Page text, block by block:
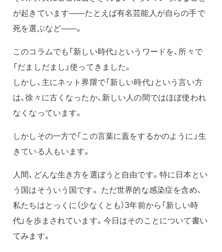
が起きています――たとえば有名芸能人が自らの手で
死を選ぶなど――。
このコラムでも「新しい時代」というワードを、所々で
「だましだまし」使ってきました。
しかし、主にネット界隈で「新しい時代」という言い方
は、徐々に古くなったか、新しい人の間ではほぼ使われ
なくなっています。
しかしその一方で「この言葉に蓋をするかのように」生
きている人もいます。
人間、どんな生き方を選ぼうと自由です。特に日本とい
う国はそういう国です。 ただ世界的な感染症を含め、
私たちはとっくに（少なくとも）3年前から「新しい時
代」を歩まされています。今日はそのことについて書い
てみます。